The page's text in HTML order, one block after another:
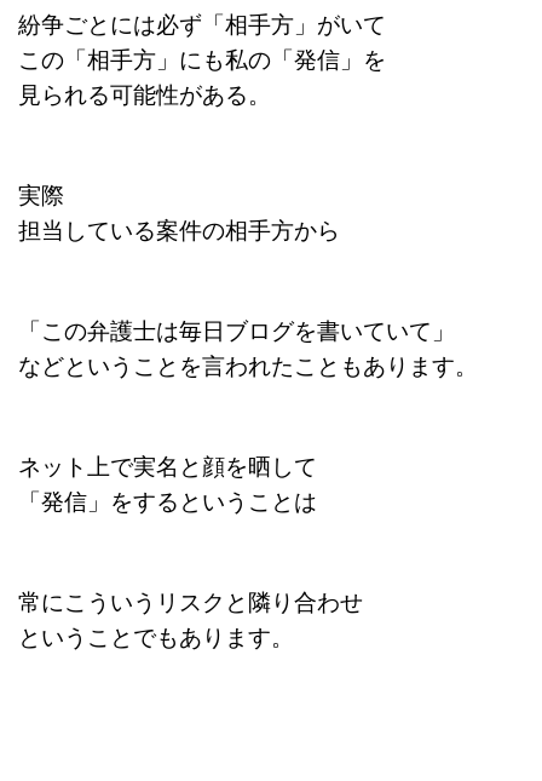
紛争ごとには必ず「相手方」がいて
この「相手方」にも私の「発信」を
見られる可能性がある。
実際
担当している案件の相手方から
「この弁護士は毎日ブログを書いていて」
などということを言われたこともあります。
ネット上で実名と顔を晒して
「発信」をするということは
常にこういうリスクと隣り合わせ
ということでもあります。